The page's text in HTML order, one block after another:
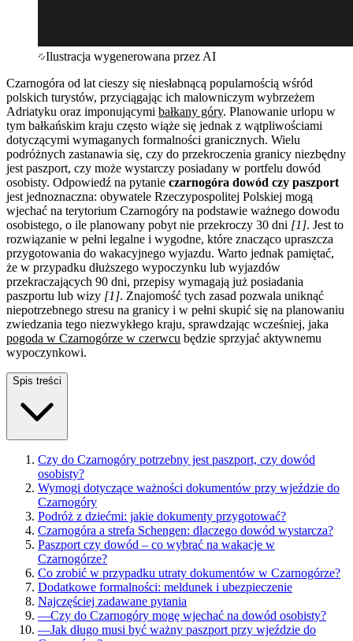
Ilustracja wygenerowana przez AI
Czarnogóra od lat cieszy się niesłabnącą popularnością wśród
polskich turystów, przyciągając ich malowniczym wybrzeżem
Adriatyku oraz imponującymi bałkany góry. Planowanie urlopu w
tym bałkańskim kraju często wiąże się jednak z wątpliwościami
dotyczącymi wymaganych formalności granicznych. Wielu
podróżnych zastanawia się, czy do przekroczenia granicy niezbędny
jest paszport, czy może wystarczy posiadany w portfelu dowód
osobisty. Odpowiedź na pytanie czarnogóra dowód czy paszport
jest jednoznaczna: obywatele Rzeczypospolitej Polskiej mogą
wjechać na terytorium Czarnogóry na podstawie ważnego dowodu
osobistego, o ile planowany pobyt nie przekroczy 30 dni [1]. Jest to
rozwiązanie w pełni legalne i wygodne, które znacząco upraszcza
przygotowania do wakacyjnego wyjazdu. Warto jednak pamiętać,
że w przypadku dłuższego wypoczynku lub wyjazdów
przekraczających 90 dni, przepisy wymagają już posiadania
paszportu lub wizy [1]. Znajomość tych zasad pozwala uniknąć
niepotrzebnego stresu na granicy i w pełni skupić się na planowaniu
zwiedzania tego niezwykłego kraju, sprawdzając wcześniej, jaka
pogoda w Czarnogórze w czerwcu będzie sprzyjać aktywnemu
wypoczynkowi.
Spis treści
Czy do Czarnogóry potrzebny jest paszport, czy dowód
osobisty?
Wymogi dotyczące ważności dokumentów przy wjeździe do
Czarnogóry
Podróż z dziećmi: jakie dokumenty przygotować?
Czarnogóra a strefa Schengen: dlaczego dowód wystarcza?
Paszport czy dowód – co wybrać na wakacje w
Czarnogórze?
Co zrobić w przypadku utraty dokumentów w Czarnogórze?
Dodatkowe formalności: meldunek i ubezpieczenie
Najczęściej zadawane pytania
—Czy do Czarnogóry mogę wjechać na dowód osobisty?
—Jak długo musi być ważny paszport przy wjeździe do